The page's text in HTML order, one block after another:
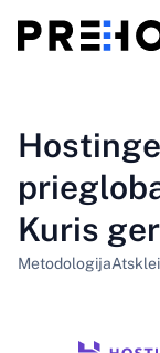
Palyginimai
319
Kuris
Metodologija